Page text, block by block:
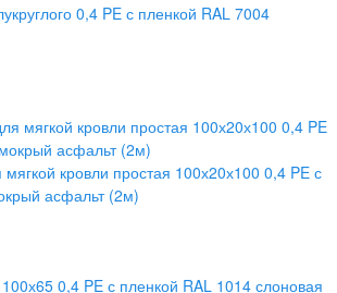
0,4 PE с пленкой RAL 7004
кровли простая 100х20х100 0,4 PE с
асфальт (2м)